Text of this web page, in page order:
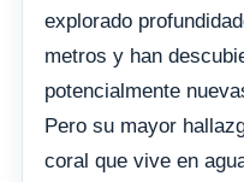
explorado
metros y han
potencialmente
Pero su mayor
coral que vive en